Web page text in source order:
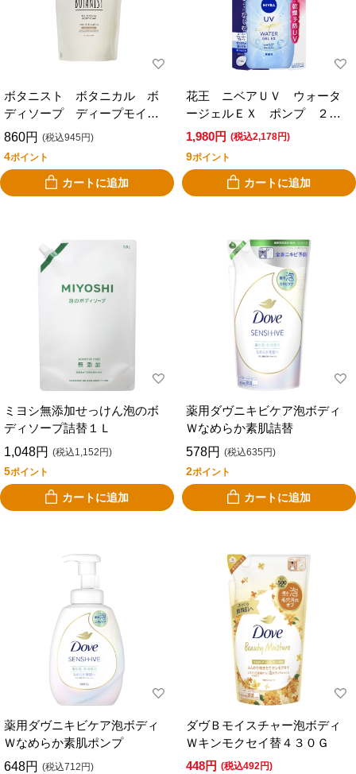
ボタニスト ボタニカル ボ
ディソープ ディープモイス
ト 詰替
860円 (税込945円)
4ポイント
カートに追加
花王 ニベアＵＶ ウォータ
ージェルＥＸ ポンプ ２７
０ｇ
1,980円 (税込2,178円)
9ポイント
カートに追加
ミヨシ無添加せっけん泡のボ
ディソープ詰替１Ｌ
1,048円 (税込1,152円)
5ポイント
カートに追加
薬用ダヴニキビケア泡ボディ
Ｗなめらか素肌詰替
578円 (税込635円)
2ポイント
カートに追加
薬用ダヴニキビケア泡ボディ
Ｗなめらか素肌ポンプ
648円 (税込712円)
ダヴＢモイスチャー泡ボディ
Ｗキンモクセイ替４３０Ｇ
448円 (税込492円)